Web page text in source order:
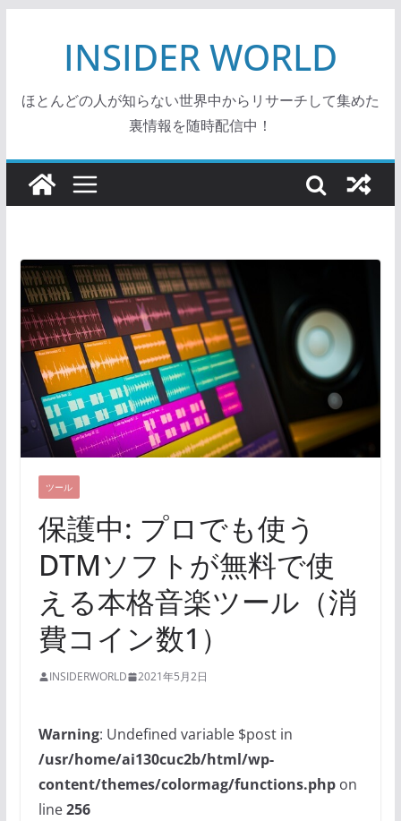
INSIDER WORLD
ほとんどの人が知らない世界中からリサーチして集めた
裏情報を随時配信中！
ツール
保護中: プロでも使う
DTMソフトが無料で使
える本格音楽ツール（消
費コイン数1）
INSIDERWORLD 2021年5月2日
Warning: Undefined variable $post in
/usr/home/ai130cuc2b/html/wp-
content/themes/colormag/functions.phpon
line256